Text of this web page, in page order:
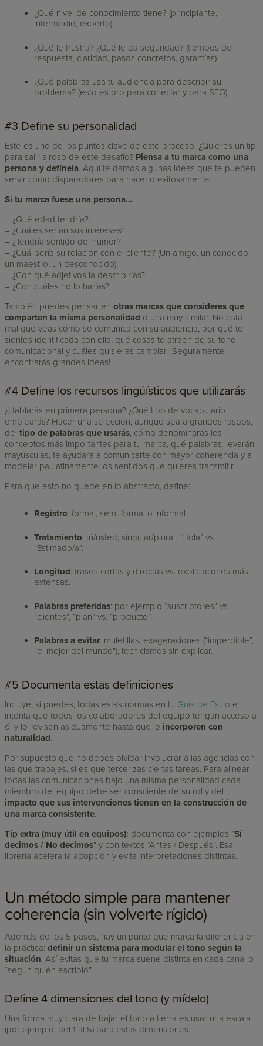
¿Qué nivel de conocimiento tiene? (principiante,
intermedio, experto)
¿Qué le frustra? ¿Qué le da seguridad? (tiempos de
respuesta, claridad, pasos concretos, garantías)
¿Qué palabras usa tu audiencia para describir su
problema? (esto es oro para conectar y para SEO)
#3 Define su personalidad
Este es uno de los puntos clave de este proceso. ¿Quieres un tip
para salir airoso de este desafío? Piensa a tu marca como una
persona y defínela. Aquí te damos algunas ideas que te pueden
servir como disparadores para hacerlo exitosamente.
Si tu marca fuese una persona…
– ¿Qué edad tendría?
– ¿Cuáles serían sus intereses?
– ¿Tendría sentido del humor?
– ¿Cuál sería su relación con el cliente? (Un amigo, un conocido,
un maestro, un desconocido).
– ¿Con qué adjetivos la describirías?
– ¿Con cuáles no lo harías?
También puedes pensar enotras marcas que consideres que
comparten la misma personalidad o una muy similar. No está
mal que veas cómo se comunica con su audiencia, por qué te
sientes identificada con ella, qué cosas te atraen de su tono
comunicacional y cuáles quisieras cambiar. ¡Seguramente
encontrarás grandes ideas!
#4 Define los recursos lingüísticos que utilizarás
¿Hablarás en primera persona? ¿Qué tipo de vocabulario
emplearás? Hacer una selección, aunque sea a grandes rasgos,
deltipo de palabras que usarás, cómo denominarás los
conceptos más importantes para tu marca, qué palabras llevarán
mayúsculas, te ayudará a comunicarte con mayor coherencia y a
modelar paulatinamente los sentidos que quieres transmitir.
Para que esto no quede en lo abstracto, define:
Registro: formal, semi-formal o informal.
Tratamiento: tú/usted; singular/plural; “Hola” vs.
“Estimado/a”.
Longitud: frases cortas y directas vs. explicaciones más
extensas.
Palabras preferidas: por ejemplo “suscriptores” vs.
“clientes”, “plan” vs. “producto”.
Palabras a evitar: muletillas, exageraciones (“imperdible”,
“el mejor del mundo”), tecnicismos sin explicar.
#5 Documenta estas definiciones
Incluye, si puedes, todas estas normas en tu Guía de Estilo e
intenta que todos los colaboradores del equipo tengan acceso a
él y lo revisen asiduamente hasta que lo incorporen con
naturalidad.
Por supuesto que no debes olvidar involucrar a las agencias con
las que trabajes, si es que tercerizas ciertas tareas. Para alinear
todas las comunicaciones bajo una misma personalidad cada
miembro del equipo debe ser consciente de su rol y del
impacto que sus intervenciones tienen en la construcción de
una marca consistente.
Tip extra (muy útil en equipos): documenta con ejemplos “Sí
decimos / No decimos” y con textos “Antes / Después”. Esa
librería acelera la adopción y evita interpretaciones distintas.
Un método simple para mantener
coherencia (sin volverte rígido)
Además de los 5 pasos, hay un punto que marca la diferencia en
la práctica:definir un sistema para modular el tono según la
situación. Así evitas que tu marca suene distinta en cada canal o
“según quién escribió”.
Define 4 dimensiones del tono (y mídelo)
Una forma muy clara de bajar el tono a tierra es usar una escala
(por ejemplo, del 1 al 5) para estas dimensiones: